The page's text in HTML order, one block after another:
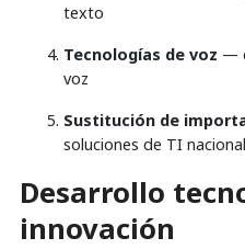
texto
Tecnologías de voz —
voz
Sustitución de
soluciones de TI
Desarrollo
innovación